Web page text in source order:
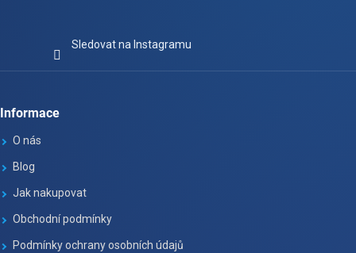
Sledovat na Instagramu
Informace
O nás
Blog
Jak nakupovat
Obchodní podmínky
Podmínky ochrany osobních údajů